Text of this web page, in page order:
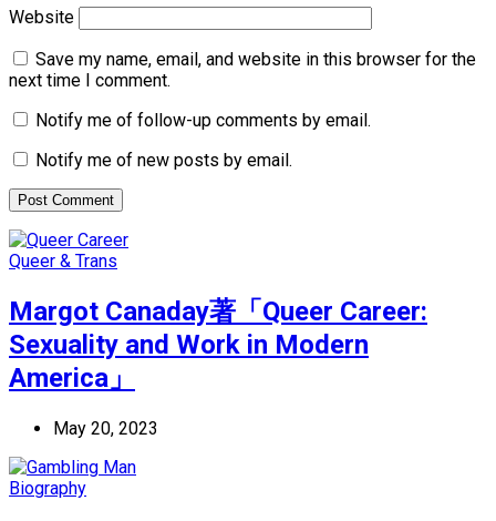
Website
Save my name, email, and website in this browser for the
next time I comment.
Notify me of follow-up comments by email.
Notify me of new posts by email.
Queer & Trans
Margot Canaday著「Queer Career:
Sexuality and Work in Modern
America」
May 20, 2023
Biography